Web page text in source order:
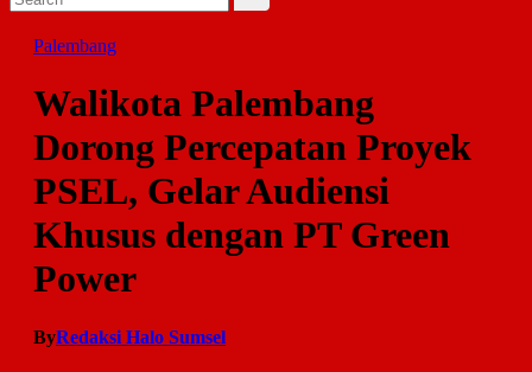
Palembang
Walikota Palembang
Dorong Percepatan Proyek
PSEL, Gelar Audiensi
Khusus dengan PT Green
Power
ByRedaksi Halo Sumsel